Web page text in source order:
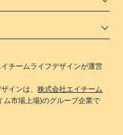
チームライフデザインが運営
インは、株式会社エイチーム
ム市場上場)のグループ企業で